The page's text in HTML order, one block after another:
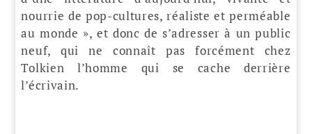
nourrie de pop-cultures, réaliste et perméable
au monde », et donc de s’adresser à un public
neuf, qui ne connaît pas forcément chez
Tolkien l’homme qui se cache derrière
l’écrivain.